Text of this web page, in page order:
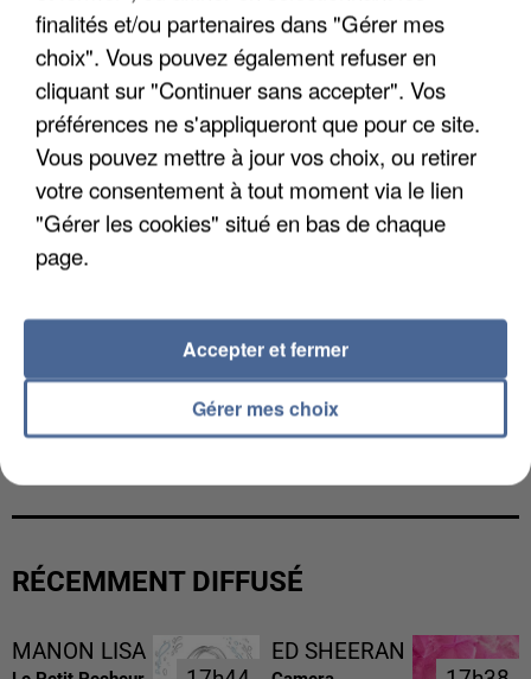
LES DONNÉES DE 300 000 CLIENTS DÉROBÉES À
RÉCEMMENT DIFFUSÉ
MANON LISA ED SHEERAN
finalités et/ou partenaires dans "Gérer mes
choix". Vous pouvez également refuser en
cliquant sur "Continuer sans accepter". Vos
préférences ne s'appliqueront que pour ce site.
Vous pouvez mettre à jour vos choix, ou retirer
votre consentement à tout moment via le lien
"Gérer les cookies" situé en bas de chaque
page.
Gérer mes choix
Accepter et fermer